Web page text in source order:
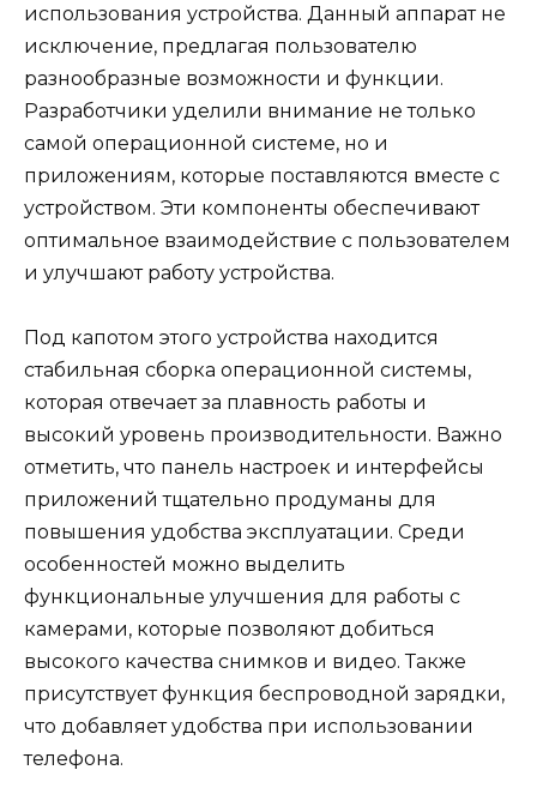
использования устройства. Данный аппарат не
исключение, предлагая пользователю
разнообразные возможности и функции.
Разработчики уделили внимание не только
самой операционной системе, но и
приложениям, которые поставляются вместе с
устройством. Эти компоненты обеспечивают
оптимальное взаимодействие с пользователем
и улучшают работу устройства.
Под капотом этого устройства находится
стабильная сборка операционной системы,
которая отвечает за плавность работы и
высокий уровень производительности. Важно
отметить, что панель настроек и интерфейсы
приложений тщательно продуманы для
повышения удобства эксплуатации. Среди
особенностей можно выделить
функциональные улучшения для работы с
камерами, которые позволяют добиться
высокого качества снимков и видео. Также
присутствует функция беспроводной зарядки,
что добавляет удобства при использовании
телефона.